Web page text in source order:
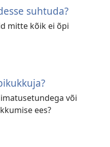
suhtuda?
mitte kõik ei õpi
või
ees?